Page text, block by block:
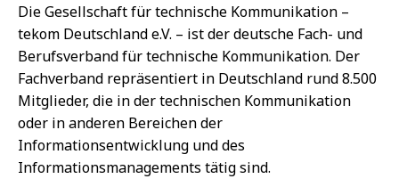
Die Gesellschaft für technische Kommunikation –
tekom Deutschland e.V. – ist der deutsche Fach- und
Berufsverband für technische Kommunikation. Der
Fachverband repräsentiert in Deutschland rund 8.500
Mitglieder, die in der technischen Kommunikation
oder in anderen Bereichen der
Informationsentwicklung und des
Informationsmanagements tätig sind.